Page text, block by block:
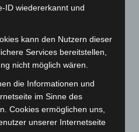
ID wiedererkannt und
kann den Nutzern dieser
Services bereitstellen,
nicht möglich wären.
die Informationen und
im Sinne des
Cookies ermöglichen uns,
unserer Internetseite